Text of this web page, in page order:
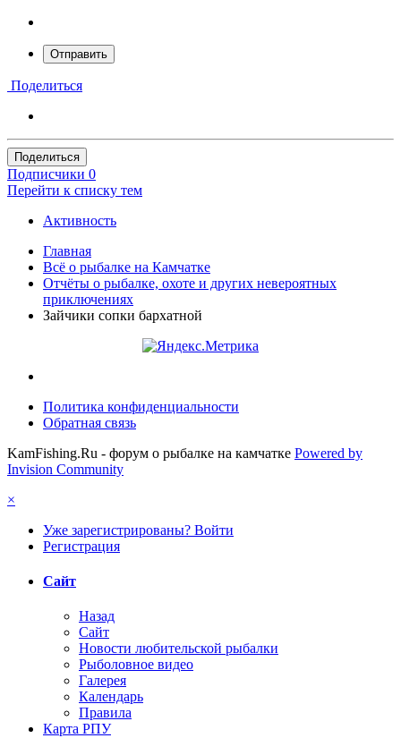
Отправить
Поделиться
Поделиться
Подписчики 0
Перейти к списку тем
Активность
Главная
Всё о рыбалке на Камчатке
Отчёты о рыбалке, охоте и других невероятных
приключениях
Зайчики сопки бархатной
Политика конфиденциальности
Обратная связь
KamFishing.Ru - форум о рыбалке на камчатке Powered by
Invision Community
×
Уже зарегистрированы? Войти
Регистрация
Сайт
Назад
Сайт
Новости любительской рыбалки
Рыболовное видео
Галерея
Календарь
Правила
Карта РПУ